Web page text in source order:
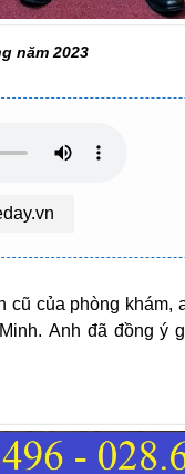
năm 2023
của phòng khám,
Anh đã đồng ý